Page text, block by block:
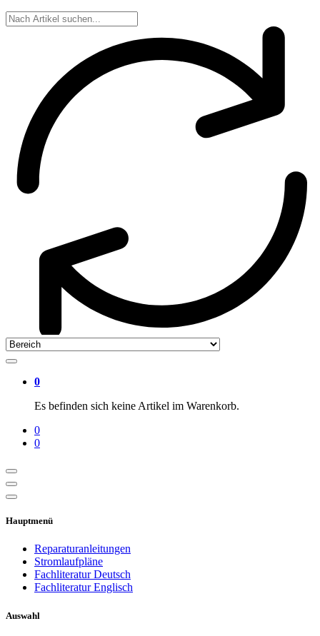
0
Es befinden sich keine Artikel im Warenkorb.
0
0
Hauptmenü
Reparaturanleitungen
Stromlaufpläne
Fachliteratur Deutsch
Fachliteratur Englisch
Auswahl